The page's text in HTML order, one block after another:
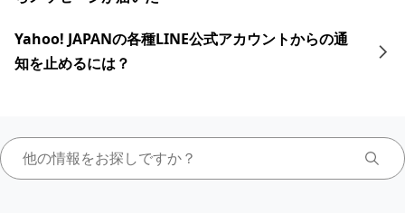
Yahoo! JAPANの各種LINE公式アカウントからの通
知を止めるには？